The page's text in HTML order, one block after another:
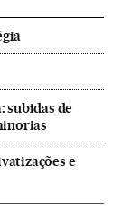
subidas de
e